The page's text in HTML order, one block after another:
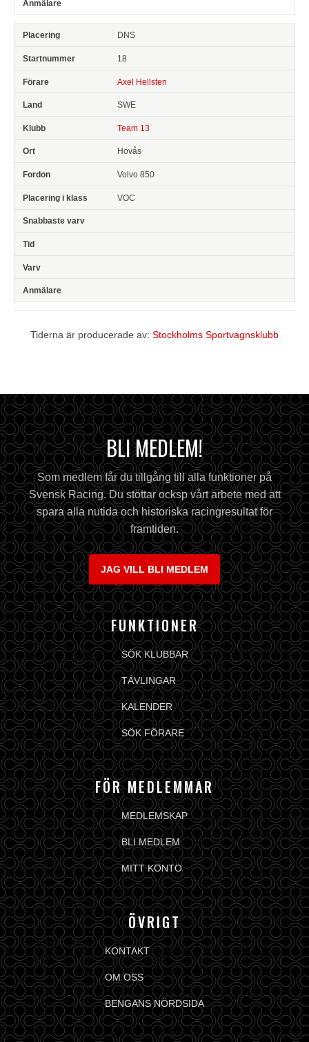
DNS
18
Axel Hellsten
SWE
Team 13
Hovås
Volvo 850
VOC
Tiderna är producerade av: Stockholms Sportvagnsklubb
BLI MEDLEM!
Som medlem får du tillgång till alla funktioner på
Svensk Racing. Du stöttar ocksp vårt arbete med att
spara alla nutida och historiska racingresultat för
framtiden.
JAG VILL BLI MEDLEM
FUNKTIONER
SÖK KLUBBAR
TÄVLINGAR
KALENDER
SÖK FÖRARE
FÖR MEDLEMMAR
MEDLEMSKAP
BLI MEDLEM
MITT KONTO
ÖVRIGT
KONTAKT
OM OSS
BENGANS NÖRDSIDA